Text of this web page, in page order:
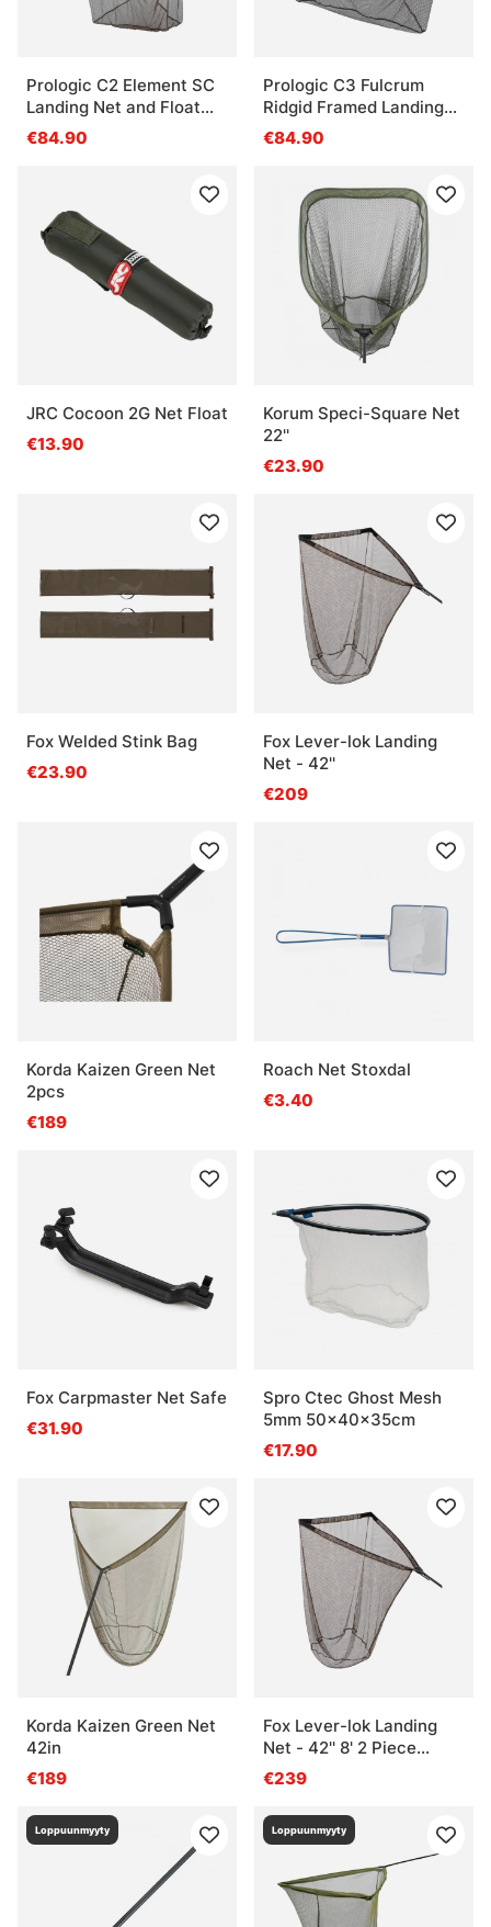
Prologic C2 Element SC
Landing Net and Float
42'' 2pcs
€84.90
Prologic C3 Fulcrum
Ridgid Framed Landing
Net 42''
€84.90
JRC Cocoon 2G Net Float
€13.90
Korum Speci-Square Net
22''
€23.90
Fox Welded Stink Bag
€23.90
Fox Lever-lok Landing
Net - 42''
€209
Korda Kaizen Green Net
2pcs
€189
Roach Net Stoxdal
€3.40
Fox Carpmaster Net Safe
€31.90
Spro Ctec Ghost Mesh
5mm 50x40x35cm
€17.90
Korda Kaizen Green Net
42in
€189
Fox Lever-lok Landing
Net - 42'' 8' 2 Piece
handle
€239
Loppuunmyyty Loppuunmyyty